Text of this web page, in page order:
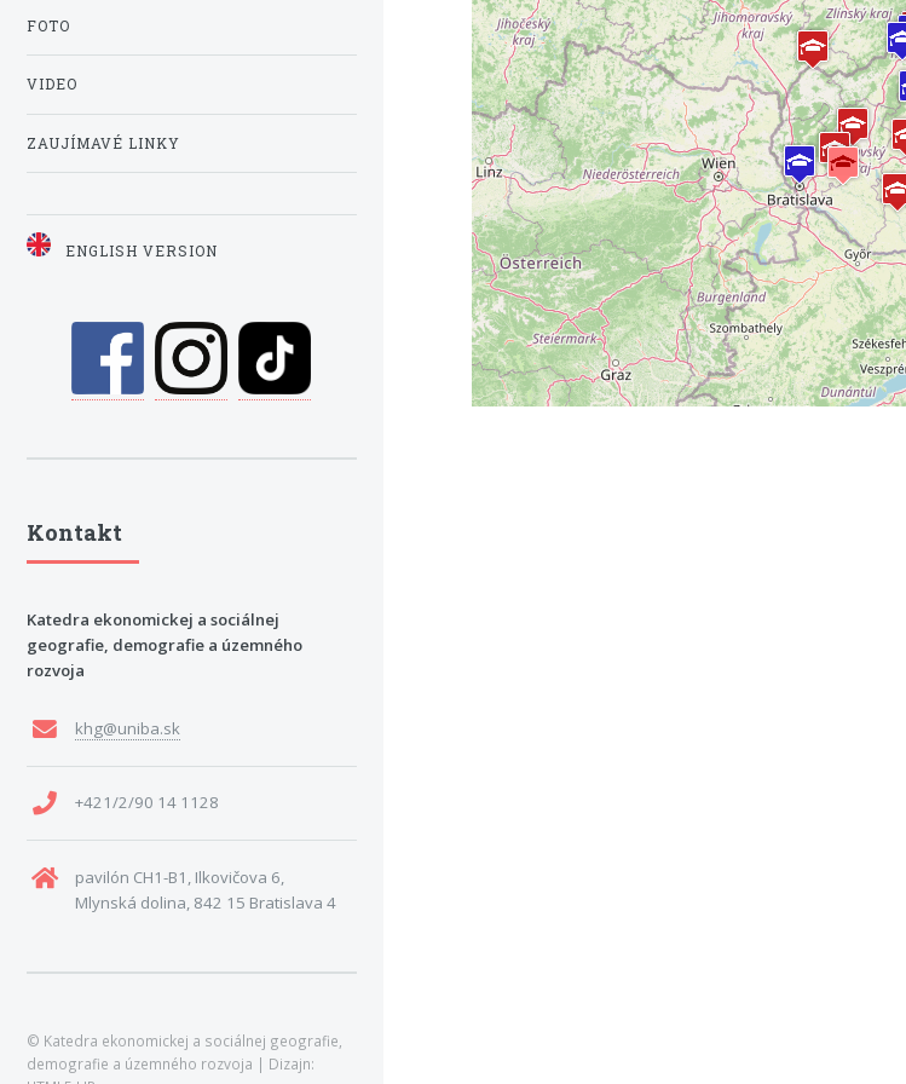
FOTO
VIDEO
ZAUJÍMAVÉ LINKY
ENGLISH VERSION
Kontakt
Katedra ekonomickej a sociálnej
geografie, demografie a územného
rozvoja
khg@uniba.sk
+421/2/90 14 1128
pavilón CH1-B1, Ilkovičova 6,
Mlynská dolina, 842 15 Bratislava 4
© Katedra ekonomickej a sociálnej geografie,
demografie a územného rozvoja | Dizajn: